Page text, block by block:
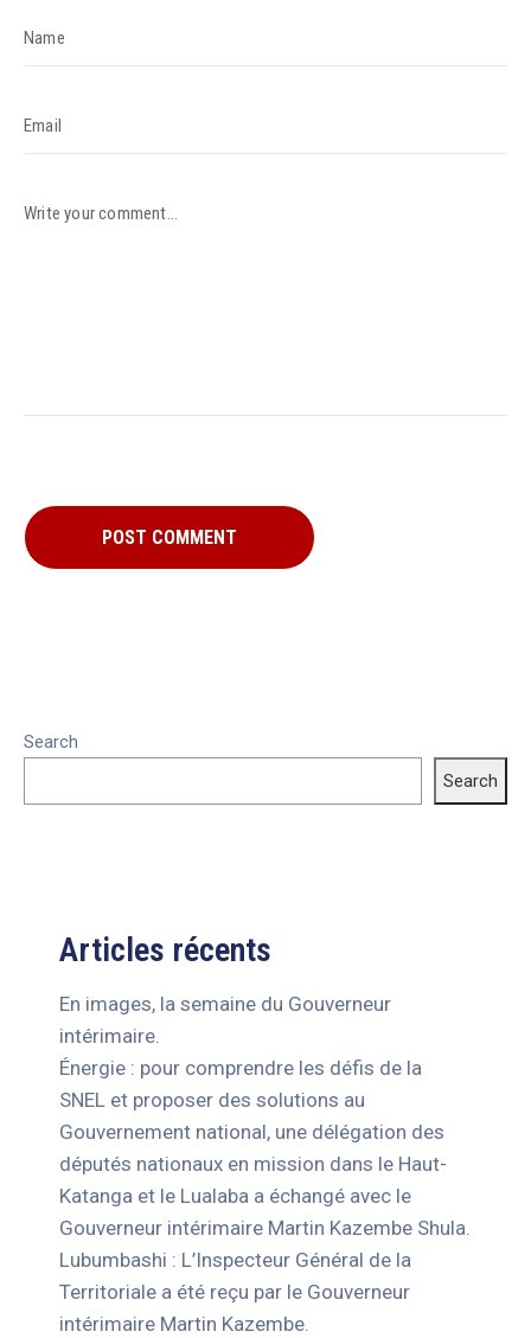
Search
Search
Articles récents
En images, la semaine du Gouverneur
intérimaire.
Énergie : pour comprendre les défis de la
SNEL et proposer des solutions au
Gouvernement national, une délégation des
députés nationaux en mission dans le Haut-
Katanga et le Lualaba a échangé avec le
Gouverneur intérimaire Martin Kazembe Shula.
Lubumbashi : L’Inspecteur Général de la
Territoriale a été reçu par le Gouverneur
intérimaire Martin Kazembe.